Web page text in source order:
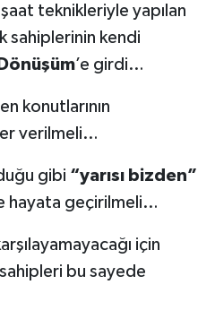
teknikleriyle yapılan
sahiplerinin kendi
’e girdi…
konutlarının
verilmeli…
gibi “yarısı bizden”
hayata geçirilmeli…
için
bu sayede